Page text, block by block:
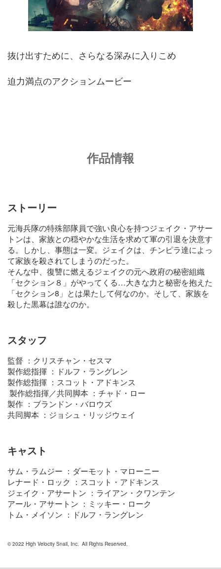
抜け出すために、さらなる深みに入りこめ
迫力満点のアクションムービー
作品情報
ストーリー
元海兵隊の特殊部隊員で強い良心を持つジェイク・アサー
トンは、家族との穏やかな生活を求めて軍の引退を決意す
る。しかし、事態は一変。ジェイクは、チンピラ達によっ
て家族を殺されてしまうのだった。
そんな中、復讐に燃えるジェイクの元へ政府の秘密組織
「セクション８」がやってくる…大きな力と秘密を抱えた
「セクション8」とは果たして何なのか。そして、家族を
殺した黒幕は誰なのか。
スタッフ
監督 ：クリスチャン・セスマ
製作総指揮 ：ドルフ・ラングレン
製作総指揮 ：スコット・アドキンス
製作総指揮／共同脚本 ：チャド・ロー
製作 ：ブランドン・バロウズ
共同脚本 ：ジョシュ・リッジウェイ
キャスト
サム・ラムジー ：ダーモット・マローニー
レナード・ロック ：スコット・アドキンス
ジェイク・アサートン ：ライアン・クワンテン
アール・アサートン ：ミッキー・ローク
トム・メイソン ：ドルフ・ラングレン
© 2022 High Velocity Snail, Inc. All Rights Reserved.